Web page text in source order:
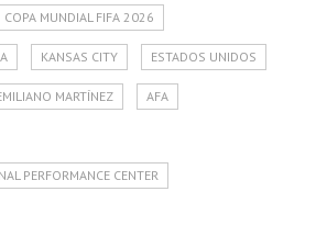
COPA MUNDIAL FIFA 2026
KANSAS CITY ESTADOS UNIDOS
MARTÍNEZ AFA
PERFORMANCE CENTER